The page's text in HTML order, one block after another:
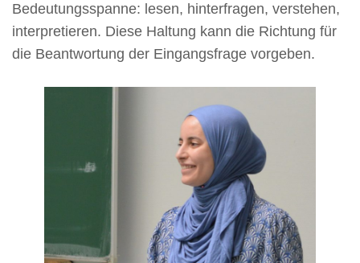
Bedeutungsspanne: lesen, hinterfragen, verstehen,
interpretieren. Diese Haltung kann die Richtung für
die Beantwortung der Eingangsfrage vorgeben.